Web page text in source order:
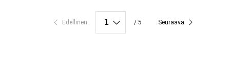
Edellinen / 5 Seuraava